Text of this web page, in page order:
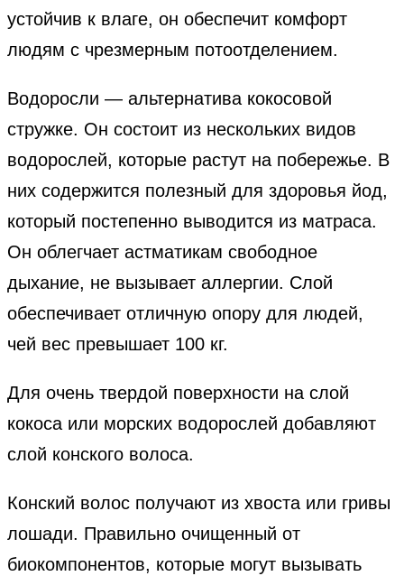
устойчив к влаге, он обеспечит комфорт
людям с чрезмерным потоотделением.
Водоросли — альтернатива кокосовой
стружке. Он состоит из нескольких видов
водорослей, которые растут на побережье. В
них содержится полезный для здоровья йод,
который постепенно выводится из матраса.
Он облегчает астматикам свободное
дыхание, не вызывает аллергии. Слой
обеспечивает отличную опору для людей,
чей вес превышает 100 кг.
Для очень твердой поверхности на слой
кокоса или морских водорослей добавляют
слой конского волоса.
Конский волос получают из хвоста или гривы
лошади. Правильно очищенный от
биокомпонентов, которые могут вызывать